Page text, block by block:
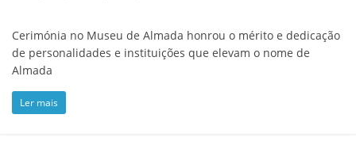
Cerimónia no Museu de Almada honrou o mérito e dedicação
de personalidades e instituições que elevam o nome de
Almada
Ler mais